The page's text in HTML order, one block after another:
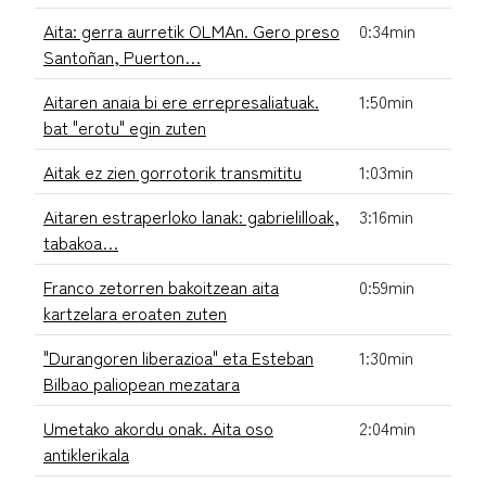
Aita: gerra aurretik OLMAn. Gero preso
Santoñan, Puerton…
0:34min
Aitaren anaia bi ere errepresaliatuak.
bat "erotu" egin zuten
1:50min
Aitak ez zien gorrotorik transmititu
1:03min
Aitaren estraperloko lanak: gabrielilloak,
tabakoa…
3:16min
Franco zetorren bakoitzean aita
kartzelara eroaten zuten
0:59min
"Durangoren liberazioa" eta Esteban
Bilbao paliopean mezatara
1:30min
Umetako akordu onak. Aita oso
antiklerikala
2:04min